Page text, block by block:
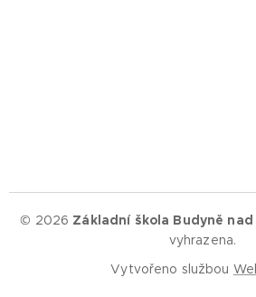
© 2026 Základní škola Budyně nad
vyhrazena.
Vytvořeno službou